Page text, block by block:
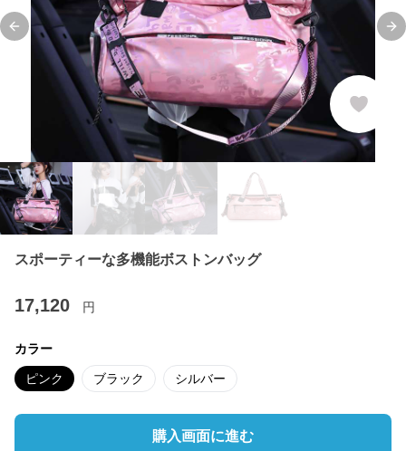
Previous slide
スポーティーな多機能ボストンバッグ
17,120 円
カラー
ピンク ブラック シルバー
購入画面に進む